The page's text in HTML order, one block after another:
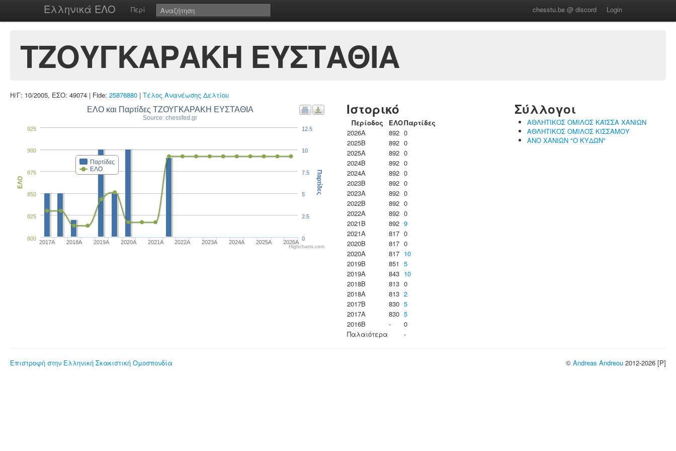
Ελληνικά ΕΛΟ Περί chesstu.be @ discord Login
ΤΖΟΥΓΚΑΡΑΚΗ ΕΥΣΤΑΘΙΑ
Η/Γ: 10/2005, ΕΣΟ: 49074 | Fide: 25876880 | Τέλος Ανανέωσης Δελτίου
ΕΛΟ και Παρτίδες ΤΖΟΥΓΚΑΡΑΚΗ ΕΥΣΤΑΘΙΑ
Source: chessfed.gr
Παρτίδες
ΕΛΟ
2017A 2018A 2019A 2020A 2021A 2022A 2023Α 2024A 2025A 2026A
800
825
850
875
900
925
ΕΛΟ
0
2.5
5
7.5
10
12.5
Παρτίδες
Highcharts.com
Ιστορικό
Περίοδος ΕΛΟΠαρτίδες
2026A
892 0
2025B
892 0
2025A
892 0
2024B
892 0
2024A
892 0
2023B
892 0
2023Α
892 0
2022B
892 0
2022A
892 0
2021B
892 9
2021A
817 0
2020B
817 0
2020A
817 10
2019B
851 5
2019A
843 10
2018B
813 0
2018A
813 2
2017B
830 5
2017A
830 5
2016B
-
0
Παλαιότερα
-
Σύλλογοι
ΑΘΛΗΤΙΚΟΣ ΟΜΙΛΟΣ ΚΑΪΣΣΑ ΧΑΝΙΩΝ
ΑΘΛΗΤΙΚΟΣ ΟΜΙΛΟΣ ΚΙΣΣΑΜΟΥ
ΑΝΟ ΧΑΝΙΩΝ "Ο ΚΥΔΩΝ"
Επιστροφή στην Ελληνική Σκακιστική Ομοσπονδία © Andreas Andreou 2012-2026 [P]